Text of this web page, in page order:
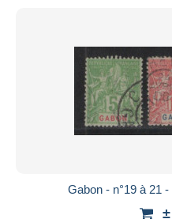
Gabon - n°19 à 21